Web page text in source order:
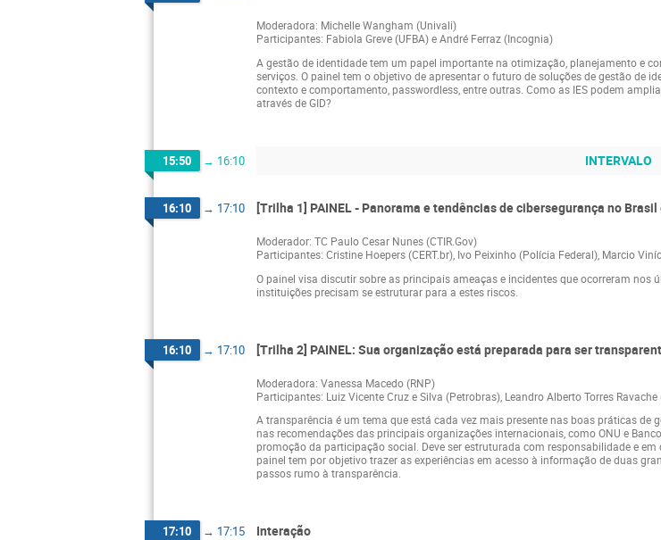
Moderadora: Michelle Wangham (Univali)
Participantes: Fabiola Greve (UFBA) e André Ferraz (Incognia)
A gestão de identidade tem um papel importante na otimização, planejamento e
serviços. O painel tem o objetivo de apresentar o futuro de soluções de gestão de
contexto e comportamento, passwordless, entre outras. Como as IES podem
através de GID?
15:50 → 16:10 INTERVALO
16:10 → 17:10 [Trilha 1] PAINEL - Panorama e tendências de cibersegurança no Brasil
Moderador: TC Paulo Cesar Nunes (CTIR.Gov)
Participantes: Cristine Hoepers (CERT.br), Ivo Peixinho (Polícia Federal), Marcio
O painel visa discutir sobre as principais ameaças e incidentes que ocorreram
instituições precisam se estruturar para a estes riscos.
16:10 → 17:10 [Trilha 2] PAINEL: Sua organização está preparada para ser
Moderadora: Vanessa Macedo (RNP)
Participantes: Luiz Vicente Cruz e Silva (Petrobras), Leandro Alberto Torres Ravache
A transparência é um tema que está cada vez mais presente nas boas práticas
nas recomendações das principais organizações internacionais, como ONU e
promoção da participação social. Deve ser estruturada com responsabilidade e
painel tem por objetivo trazer as experiências em acesso à informação de duas
passos rumo à transparência.
17:10 → 17:15 Interação